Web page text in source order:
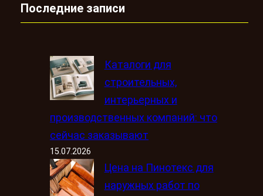
Последние записи
Каталоги для
строительных,
интерьерных и
производственных компаний: что
сейчас заказывают
15.07.2026
Цена на Пинотекс для
наружных работ по